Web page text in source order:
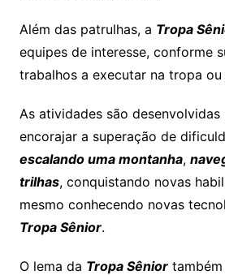
Além das patrulhas, a Tropa
equipes de interesse, conforme
trabalhos a executar na tropa ou
As atividades são
encorajar a superação de
escalando uma montanha,
trilhas, conquistando novas
mesmo conhecendo novas
Tropa Sênior.
O lema da Tropa Sêniortambém